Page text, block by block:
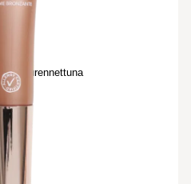
suurennettuna